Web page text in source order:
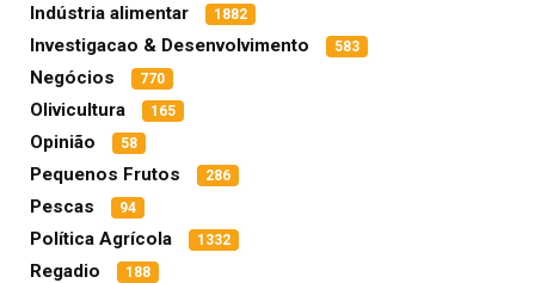
Indústria alimentar 1882
Investigacao & Desenvolvimento 583
Negócios 770
Olivicultura 165
Opinião 58
Pequenos Frutos 286
Pescas 94
Política Agrícola 1332
Regadio 188